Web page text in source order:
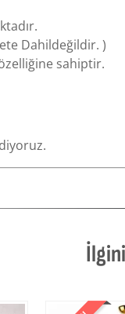
Dahildeğildir. )
sahiptir.